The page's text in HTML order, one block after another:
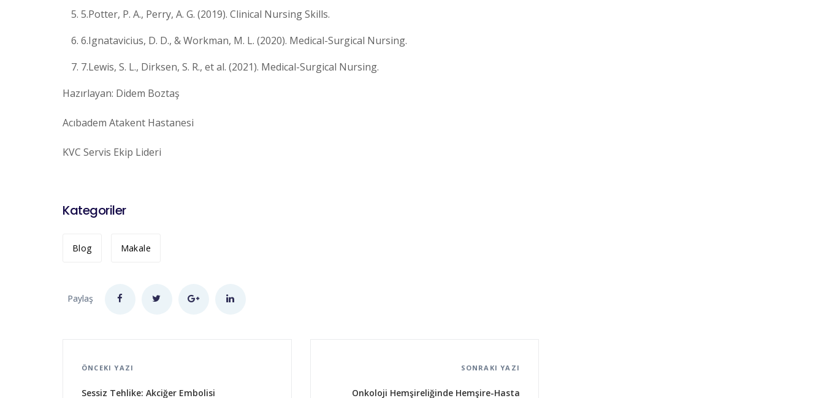
5.Potter, P. A., Perry, A. G. (2019). Clinical Nursing Skills.
6.Ignatavicius, D. D., & Workman, M. L. (2020). Medical-Surgical Nursing.
7.Lewis, S. L., Dirksen, S. R., et al. (2021). Medical-Surgical Nursing.
Hazırlayan: Didem Boztaş
Acıbadem Atakent Hastanesi
KVC Servis Ekip Lideri
Kategoriler
Blog Makale
Paylaş
ÖNCEKI YAZI
Sessiz Tehlike: Akciğer Embolisi
SONRAKI YAZI
Onkoloji Hemşireliğinde Hemşire-Hasta